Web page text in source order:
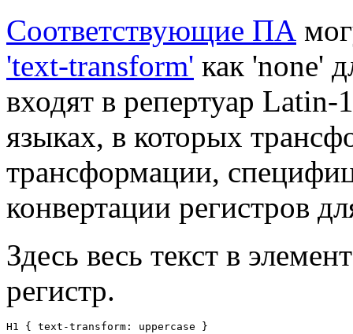
Соответствующие ПА
'text-transform' как 'none'
входят в репертуар Latin-
языках, в которых
трансформации,
конвертации регистров
Здесь весь текст в
регистр.